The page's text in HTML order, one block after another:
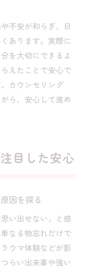
不安が和らぎ、日
あります。実際に
を大切にできるよ
えたことで安心で
カウンセリング
ら、安心して進め
目した安心
因を探る
い出せない」と感
なる物忘れだけで
ウマ体験などが影
らい出来事や強い